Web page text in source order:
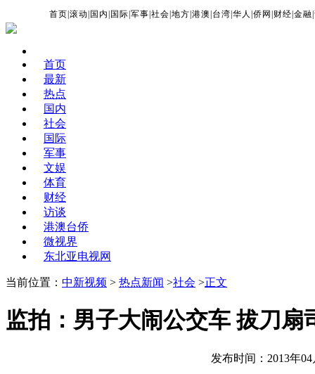
首页 |滚动 国内 国际 |军事 |社会 |地方 |港澳 台湾 |华人 |侨网 财经 |金融 |
首页
最新
热点
国内
社会
国际
军事
文娱
体育
财经
访谈
港澳台侨
微视界
东北亚电视网
当前位置： 中新视频 > 热点新闻 >社会 >正文
监拍：男子大闹公交车 拔刀扇
发布时间：2013年04